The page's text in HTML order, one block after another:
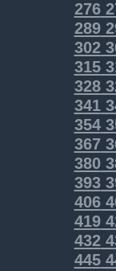
276
289
302
315
328
341
354
367
380
393
406
419
432
445